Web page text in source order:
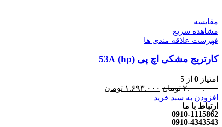
مقایسه
مشاهده سریع
فهرست علاقه مندی ها
کارتریج مشکی اچ پی (hp) 53A
امتیاز 0 از 5
۲.۰۰۰.۰۰۰ تومان ۱.۶۹۳.۰۰۰ تومان
افزودن به سبد خرید
ارتباط با ما
0910-1115862
0910-4343543